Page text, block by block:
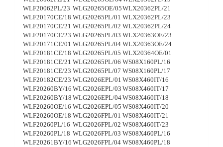
WLF20062PL/23 WLG20265OE/05WLX20362PL/21
WLF20170CE/18 WLG20265PL/01 WLX20362PL/23
WLF20170CE/21 WLG20265PL/02 WLX20362PL/24
WLF20170CE/23 WLG20265PL/03 WLX20363OE/23
WLF20171CE/01 WLG20265PL/04 WLX20363OE/24
WLF20181CE/18 WLG20265PL/05 WLX20364OE/01
WLF20181CE/21 WLG20265PL/06 WS08X160PL/16
WLF20181CE/23 WLG20265PL/07 WS08X160PL/17
WLF20182CE/23 WLG2026EPL/01 WS08X460IT/16
WLF20260BY/16 WLG2026EPL/03 WS08X460IT/17
WLF20260BY/18 WLG2026EPL/04WS08X460IT/18
WLF20260OE/16 WLG2026EPL/05 WS08X460IT/20
WLF20260OE/18 WLG2026FPL/01 WS08X460IT/21
WLF20260PL/16 WLG2026FPL/02 WS08X460IT/23
WLF20260PL/18 WLG2026FPL/03 WS08X460PL/16
WLF20261BY/16 WLG2026FPL/04 WS08X460PL/18